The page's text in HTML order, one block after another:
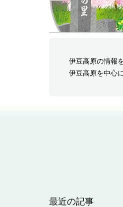
伊豆高原の情報
伊豆高原を中心
最近の記事